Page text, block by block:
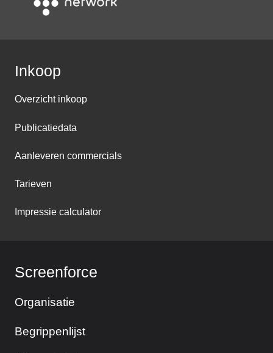
Inkoop
Overzicht inkoop
Publicatiedata
Aanleveren commercials
Tarieven
Impressie calculator
Screenforce
Organisatie
Begrippenlijst